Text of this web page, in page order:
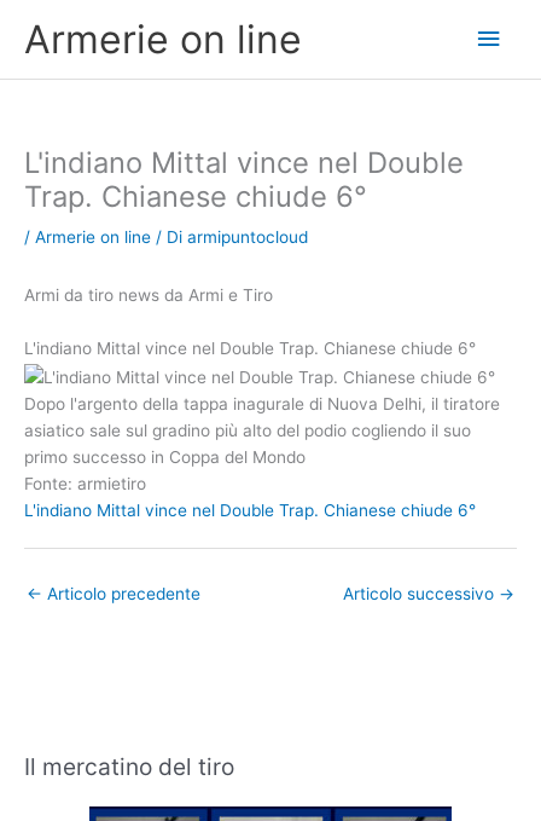
Armerie on line
L'indiano Mittal vince nel Double
Trap. Chianese chiude 6°
/ Armerie on line / Di armipuntocloud
Armi da tiro news da Armi e Tiro
L'indiano Mittal vince nel Double Trap. Chianese chiude 6°
Dopo l'argento della tappa inagurale di Nuova Delhi, il tiratore
asiatico sale sul gradino più alto del podio cogliendo il suo
primo successo in Coppa del Mondo
Fonte: armietiro
L'indiano Mittal vince nel Double Trap. Chianese chiude 6°
← Articolo precedente Articolo successivo →
Il mercatino del tiro